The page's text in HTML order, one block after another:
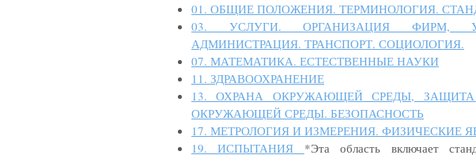
01. ОБЩИЕ ПОЛОЖЕНИЯ. ТЕРМИНОЛОГИЯ.
03. УСЛУГИ. ОРГАНИЗАЦИЯ ФИРМ,
АДМИНИСТРАЦИЯ. ТРАНСПОРТ. СОЦИОЛОГИЯ.
07. МАТЕМАТИКА. ЕСТЕСТВЕННЫЕ НАУКИ
11. ЗДРАВООХРАНЕНИЕ
13. ОХРАНА ОКРУЖАЮЩЕЙ СРЕДЫ,
ОКРУЖАЮЩЕЙ СРЕДЫ. БЕЗОПАСНОСТЬ
17. МЕТРОЛОГИЯ И ИЗМЕРЕНИЯ. ФИЗИЧЕСКИЕ
19. ИСПЫТАНИЯ *Эта область включает